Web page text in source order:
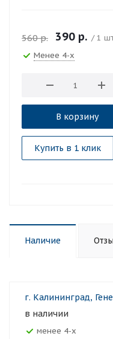
390 р. / 1
560р.
Менее 4-х
В корзину
Купить в 1 клик
Наличие
Менее 4-х
в наличии
г. Калининград,